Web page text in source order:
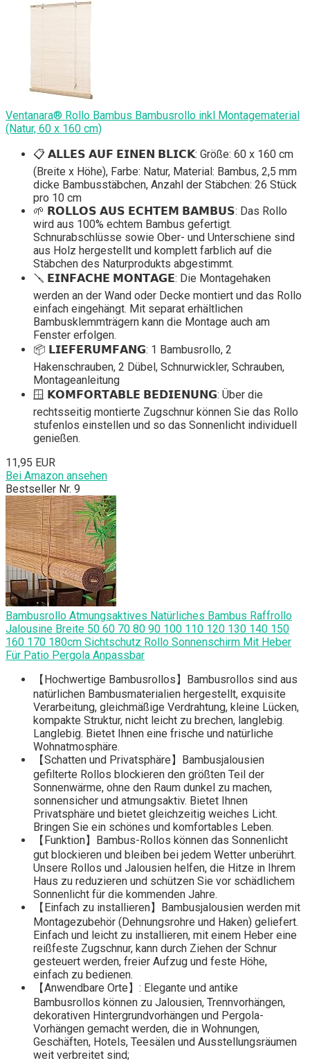
Ventanara® Rollo Bambus Bambusrollo inkl Montagematerial
(Natur, 60 x 160 cm)
📋 𝗔𝗟𝗟𝗘𝗦 𝗔𝗨𝗙 𝗘𝗜𝗡𝗘𝗡 𝗕𝗟𝗜𝗖𝗞: Größe: 60 x 160 cm
(Breite x Höhe), Farbe: Natur, Material: Bambus, 2,5 mm
dicke Bambusstäbchen, Anzahl der Stäbchen: 26 Stück
pro 10 cm
🌱 𝗥𝗢𝗟𝗟𝗢𝗦 𝗔𝗨𝗦 𝗘𝗖𝗛𝗧𝗘𝗠 𝗕𝗔𝗠𝗕𝗨𝗦: Das Rollo
wird aus 100% echtem Bambus gefertigt.
Schnurabschlüsse sowie Ober- und Unterschiene sind
aus Holz hergestellt und komplett farblich auf die
Stäbchen des Naturprodukts abgestimmt.
🪛 𝗘𝗜𝗡𝗙𝗔𝗖𝗛𝗘 𝗠𝗢𝗡𝗧𝗔𝗚𝗘: Die Montagehaken
werden an der Wand oder Decke montiert und das Rollo
einfach eingehängt. Mit separat erhältlichen
Bambusklemmträgern kann die Montage auch am
Fenster erfolgen.
📦 𝗟𝗜𝗘𝗙𝗘𝗥𝗨𝗠𝗙𝗔𝗡𝗚: 1 Bambusrollo, 2
Hakenschrauben, 2 Dübel, Schnurwickler, Schrauben,
Montageanleitung
🪟 𝗞𝗢𝗠𝗙𝗢𝗥𝗧𝗔𝗕𝗟𝗘 𝗕𝗘𝗗𝗜𝗘𝗡𝗨𝗡𝗚: Über die
rechtsseitig montierte Zugschnur können Sie das Rollo
stufenlos einstellen und so das Sonnenlicht individuell
genießen.
11,95 EUR
Bei Amazon ansehen
Bestseller Nr. 9
Bambusrollo Atmungsaktives Natürliches Bambus Raffrollo
Jalousine Breite 50 60 70 80 90 100 110 120 130 140 150
160 170 180cm Sichtschutz Rollo Sonnenschirm Mit Heber
Für Patio Pergola Anpassbar
【Hochwertige Bambusrollos】Bambusrollos sind aus
natürlichen Bambusmaterialien hergestellt, exquisite
Verarbeitung, gleichmäßige Verdrahtung, kleine Lücken,
kompakte Struktur, nicht leicht zu brechen, langlebig.
Langlebig. Bietet Ihnen eine frische und natürliche
Wohnatmosphäre.
【Schatten und Privatsphäre】Bambusjalousien
gefilterte Rollos blockieren den größten Teil der
Sonnenwärme, ohne den Raum dunkel zu machen,
sonnensicher und atmungsaktiv. Bietet Ihnen
Privatsphäre und bietet gleichzeitig weiches Licht.
Bringen Sie ein schönes und komfortables Leben.
【Funktion】Bambus-Rollos können das Sonnenlicht
gut blockieren und bleiben bei jedem Wetter unberührt.
Unsere Rollos und Jalousien helfen, die Hitze in Ihrem
Haus zu reduzieren und schützen Sie vor schädlichem
Sonnenlicht für die kommenden Jahre.
【Einfach zu installieren】Bambusjalousien werden mit
Montagezubehör (Dehnungsrohre und Haken) geliefert.
Einfach und leicht zu installieren, mit einem Heber eine
reißfeste Zugschnur, kann durch Ziehen der Schnur
gesteuert werden, freier Aufzug und feste Höhe,
einfach zu bedienen.
【Anwendbare Orte】: Elegante und antike
Bambusrollos können zu Jalousien, Trennvorhängen,
dekorativen Hintergrundvorhängen und Pergola-
Vorhängen gemacht werden, die in Wohnungen,
Geschäften, Hotels, Teesälen und Ausstellungsräumen
weit verbreitet sind;